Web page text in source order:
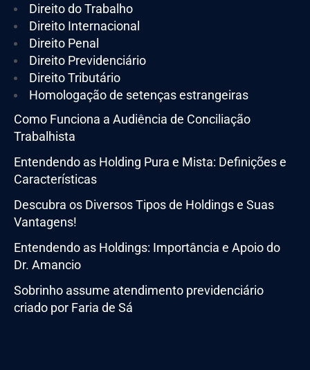
Direito do Trabalho
Direito Internacional
Direito Penal
Direito Previdenciário
Direito Tributário
Homologação de setenças estrangeiras
Como Funciona a Audiência de Conciliação
Trabalhista
Entendendo as Holding Pura e Mista: Definições e
Características
Descubra os Diversos Tipos de Holdings e Suas
Vantagens!
Entendendo as Holdings: Importância e Apoio do
Dr. Amancio
Sobrinho assume atendimento previdenciário
criado por Faria de Sá